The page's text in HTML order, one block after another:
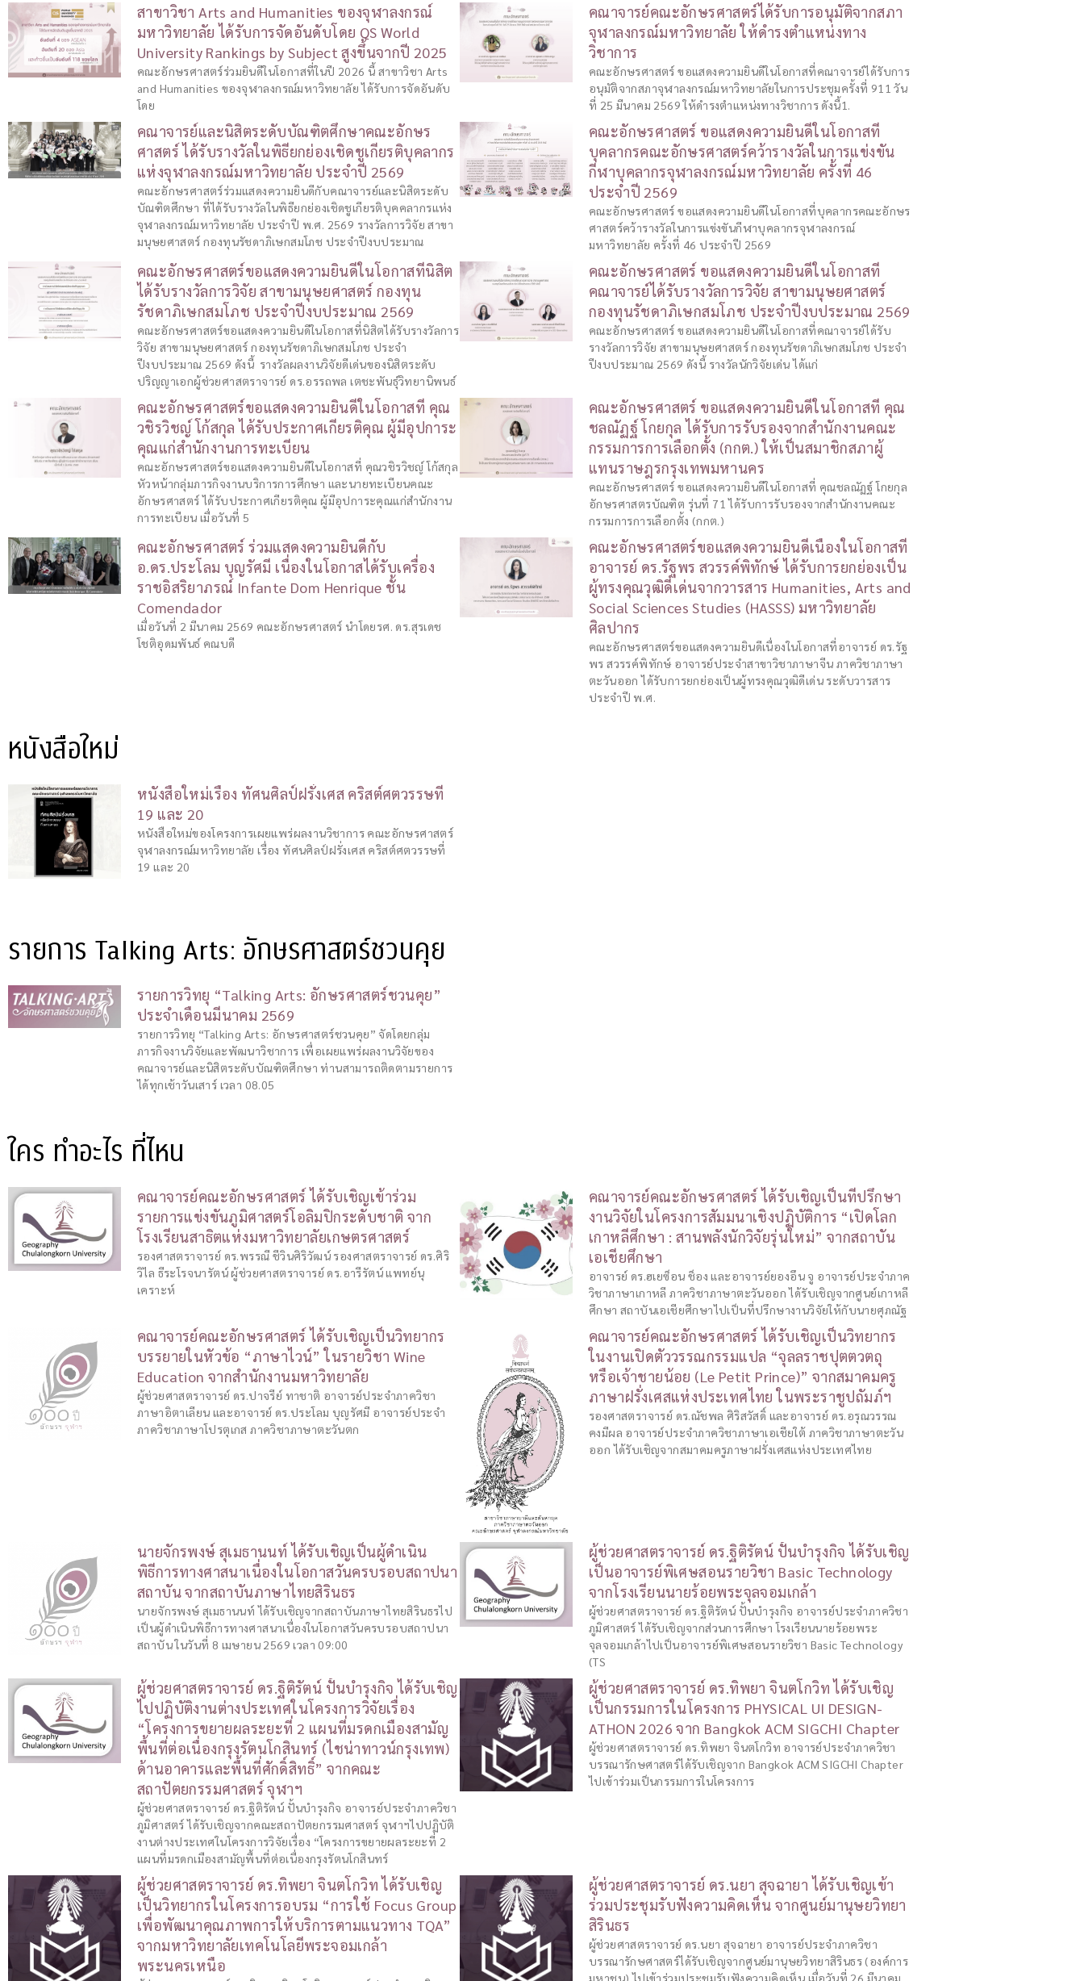
สาขาวิชา Arts and Humanities ของจุฬาลงกรณ์
มหาวิทยาลัย ได้รับการจัดอันดับโดย QS World
University Rankings by Subject สูงขึ้นจากปี 2025
คณะอักษรศาสตร์ร่วมยินดีในโอกาสที่ในปี 2026 นี้ สาขาวิชา Arts
and Humanities ของจุฬาลงกรณ์มหาวิทยาลัย ได้รับการจัดอันดับ
โดย
คณาจารย์คณะอักษรศาสตร์ได้รับการอนุมัติจากสภา
จุฬาลงกรณ์มหาวิทยาลัย ให้ดำรงตำแหน่งทาง
วิชาการ
คณะอักษรศาสตร์ ขอแสดงความยินดีในโอกาสที่คณาจารย์ได้รับการ
อนุมัติจากสภาจุฬาลงกรณ์มหาวิทยาลัยในการประชุมครั้งที่ 911 วัน
ที่ 25 มีนาคม 2569 ให้ดำรงตำแหน่งทางวิชาการ ดังนี้1.
คณาจารย์และนิสิตระดับบัณฑิตศึกษาคณะอักษร
ศาสตร์ ได้รับรางวัลในพิธียกย่องเชิดชูเกียรติบุคลากร
แห่งจุฬาลงกรณ์มหาวิทยาลัย ประจำปี 2569
คณะอักษรศาสตร์ร่วมแสดงความยินดีกับคณาจารย์และนิสิตระดับ
บัณฑิตศึกษา ที่ได้รับรางวัลในพิธียกย่องเชิดชูเกียรติบุคคลากรแห่ง
จุฬาลงกรณ์มหาวิทยาลัย ประจำปี พ.ศ. 2569 รางวัลการวิจัย สาขา
มนุษยศาสตร์ กองทุนรัชดาภิเษกสมโภช ประจำปีงบประมาณ
คณะอักษรศาสตร์ ขอแสดงความยินดีในโอกาสที่
บุคลากรคณะอักษรศาสตร์คว้ารางวัลในการแข่งขัน
กีฬาบุคลากรจุฬาลงกรณ์มหาวิทยาลัย ครั้งที่ 46
ประจำปี 2569
คณะอักษรศาสตร์ ขอแสดงความยินดีในโอกาสที่บุคลากรคณะอักษร
ศาสตร์คว้ารางวัลในการแข่งขันกีฬาบุคลากรจุฬาลงกรณ์
มหาวิทยาลัย ครั้งที่ 46 ประจำปี 2569
คณะอักษรศาสตร์ขอแสดงความยินดีในโอกาสที่นิสิต
ได้รับรางวัลการวิจัย สาขามนุษยศาสตร์ กองทุน
รัชดาภิเษกสมโภช ประจำปีงบประมาณ 2569
คณะอักษรศาสตร์ขอแสดงความยินดีในโอกาสที่นิสิตได้รับรางวัลการ
วิจัย สาขามนุษยศาสตร์ กองทุนรัชดาภิเษกสมโภช ประจำ
ปีงบประมาณ 2569 ดังนี้ รางวัลผลงานวิจัยดีเด่นของนิสิตระดับ
ปริญญาเอกผู้ช่วยศาสตราจารย์ ดร.อรรถพล เตชะพันธุ์วิทยานิพนธ์
คณะอักษรศาสตร์ ขอแสดงความยินดีในโอกาสที่
คณาจารย์ได้รับรางวัลการวิจัย สาขามนุษยศาสตร์
กองทุนรัชดาภิเษกสมโภช ประจำปีงบประมาณ 2569
คณะอักษรศาสตร์ ขอแสดงความยินดีในโอกาสที่คณาจารย์ได้รับ
รางวัลการวิจัย สาขามนุษยศาสตร์ กองทุนรัชดาภิเษกสมโภช ประจำ
ปีงบประมาณ 2569 ดังนี้ รางวัลนักวิจัยเด่น ได้แก่
คณะอักษรศาสตร์ขอแสดงความยินดีในโอกาสที่ คุณ
วชิรวิชญ์ โก้สกุล ได้รับประกาศเกียรติคุณ ผู้มีอุปการะ
คุณแก่สำนักงานการทะเบียน
คณะอักษรศาสตร์ขอแสดงความยินดีในโอกาสที่ คุณวชิรวิชญ์ โก้สกุล
หัวหน้ากลุ่มภารกิจงานบริการการศึกษา และนายทะเบียนคณะ
อักษรศาสตร์ ได้รับประกาศเกียรติคุณ ผู้มีอุปการะคุณแก่สำนักงาน
การทะเบียน เมื่อวันที่ 5
คณะอักษรศาสตร์ ขอแสดงความยินดีในโอกาสที่ คุณ
ชลณัฏฐ์ โกยกุล ได้รับการรับรองจากสำนักงานคณะ
กรรมการการเลือกตั้ง (กกต.) ให้เป็นสมาชิกสภาผู้
แทนราษฎรกรุงเทพมหานคร
คณะอักษรศาสตร์ ขอแสดงความยินดีในโอกาสที่ คุณชลณัฏฐ์ โกยกุล
อักษรศาสตรบัณฑิต รุ่นที่ 71 ได้รับการรับรองจากสำนักงานคณะ
กรรมการการเลือกตั้ง (กกต.)
คณะอักษรศาสตร์ ร่วมแสดงความยินดีกับ
อ.ดร.ประโลม บุญรัศมี เนื่องในโอกาสได้รับเครื่อง
ราชอิสริยาภรณ์ Infante Dom Henrique ชั้น
Comendador
เมื่อวันที่ 2 มีนาคม 2569 คณะอักษรศาสตร์ นำโดยรศ. ดร.สุรเดช
โชติอุดมพันธ์ คณบดี
คณะอักษรศาสตร์ขอแสดงความยินดีเนื่องในโอกาสที่
อาจารย์ ดร.รัฐพร สวรรค์พิทักษ์ ได้รับการยกย่องเป็น
ผู้ทรงคุณวุฒิดีเด่นจากวารสาร Humanities, Arts and
Social Sciences Studies (HASSS) มหาวิทยาลัย
ศิลปากร
คณะอักษรศาสตร์ขอแสดงความยินดีเนื่องในโอกาสที่อาจารย์ ดร.รัฐ
พร สวรรค์พิทักษ์ อาจารย์ประจำสาขาวิชาภาษาจีน ภาควิชาภาษา
ตะวันออก ได้รับการยกย่องเป็นผู้ทรงคุณวุฒิดีเด่น ระดับวารสาร
ประจำปี พ.ศ.
หนังสือใหม่
หนังสือใหม่เรื่อง ทัศนศิลป์ฝรั่งเศส คริสต์ศตวรรษที่
19 และ 20
หนังสือใหม่ของโครงการเผยแพร่ผลงานวิชาการ คณะอักษรศาสตร์
จุฬาลงกรณ์มหาวิทยาลัย เรื่อง ทัศนศิลป์ฝรั่งเศส คริสต์ศตวรรษที่
19 และ 20
รายการ Talking Arts: อักษรศาสตร์ชวนคุย
รายการวิทยุ “Talking Arts: อักษรศาสตร์ชวนคุย”
ประจำเดือนมีนาคม 2569
รายการวิทยุ “Talking Arts: อักษรศาสตร์ชวนคุย” จัดโดยกลุ่ม
ภารกิจงานวิจัยและพัฒนาวิชาการ เพื่อเผยแพร่ผลงานวิจัยของ
คณาจารย์และนิสิตระดับบัณฑิตศึกษา ท่านสามารถติดตามรายการ
ได้ทุกเช้าวันเสาร์ เวลา 08.05
ใคร ทำอะไร ที่ไหน
คณาจารย์คณะอักษรศาสตร์ ได้รับเชิญเข้าร่วม
รายการแข่งขันภูมิศาสตร์โอลิมปิกระดับชาติ จาก
โรงเรียนสาธิตแห่งมหาวิทยาลัยเกษตรศาสตร์
รองศาสตราจารย์ ดร.พรรณี ชีวินศิริวัฒน์ รองศาสตราจารย์ ดร.ศิริ
วิไล ธีระโรจนารัตน์ ผู้ช่วยศาสตราจารย์ ดร.อารีรัตน์ แพทย์นุ
เคราะห์
คณาจารย์คณะอักษรศาสตร์ ได้รับเชิญเป็นที่ปรึกษา
งานวิจัยในโครงการสัมมนาเชิงปฏิบัติการ “เปิดโลก
เกาหลีศึกษา : สานพลังนักวิจัยรุ่นใหม่” จากสถาบัน
เอเชียศึกษา
อาจารย์ ดร.ฮเยซ็อน ช็อง และอาจารย์ยองอึน จู อาจารย์ประจำภาค
วิชาภาษาเกาหลี ภาควิชาภาษาตะวันออก ได้รับเชิญจากศูนย์เกาหลี
ศึกษา สถาบันเอเชียศึกษาไปเป็นที่ปรึกษางานวิจัยให้กับนายศุภณัฐ
คณาจารย์คณะอักษรศาสตร์ ได้รับเชิญเป็นวิทยากร
บรรยายในหัวข้อ “ภาษาไวน์” ในรายวิชา Wine
Education จากสำนักงานมหาวิทยาลัย
ผู้ช่วยศาสตราจารย์ ดร.ปาจรีย์ ทาชาติ อาจารย์ประจำภาควิชา
ภาษาอิตาเลียน และอาจารย์ ดร.ประโลม บุญรัศมี อาจารย์ประจำ
ภาควิชาภาษาโปรตุเกส ภาควิชาภาษาตะวันตก
คณาจารย์คณะอักษรศาสตร์ ได้รับเชิญเป็นวิทยากร
ในงานเปิดตัววรรณกรรมแปล “จุลลราชปุตตวตถุ
หรือเจ้าชายน้อย (Le Petit Prince)” จากสมาคมครู
ภาษาฝรั่งเศสแห่งประเทศไทย ในพระราชูปถัมภ์ฯ
รองศาสตราจารย์ ดร.ณัชพล ศิริสวัสดิ์ และอาจารย์ ดร.อรุณวรรณ
คงมีผล อาจารย์ประจำภาควิชาภาษาเอเชียใต้ ภาควิชาภาษาตะวัน
ออก ได้รับเชิญจากสมาคมครูภาษาฝรั่งเศสแห่งประเทศไทย
นายจักรพงษ์ สุเมธานนท์ ได้รับเชิญเป็นผู้ดำเนิน
พิธีการทางศาสนาเนื่องในโอกาสวันครบรอบสถาปนา
สถาบัน จากสถาบันภาษาไทยสิรินธร
นายจักรพงษ์ สุเมธานนท์ ได้รับเชิญจากสถาบันภาษาไทยสิรินธรไป
เป็นผู้ดำเนินพิธีการทางศาสนาเนื่องในโอกาสวันครบรอบสถาปนา
สถาบัน ในวันที่ 8 เมษายน 2569 เวลา 09:00
ผู้ช่วยศาสตราจารย์ ดร.ฐิติรัตน์ ปั้นบำรุงกิจ ได้รับเชิญ
เป็นอาจารย์พิเศษสอนรายวิชา Basic Technology
จากโรงเรียนนายร้อยพระจุลจอมเกล้า
ผู้ช่วยศาสตราจารย์ ดร.ฐิติรัตน์ ปั้นบำรุงกิจ อาจารย์ประจำภาควิชา
ภูมิศาสตร์ ได้รับเชิญจากส่วนการศึกษา โรงเรียนนายร้อยพระ
จุลจอมเกล้าไปเป็นอาจารย์พิเศษสอนรายวิชา Basic Technology
(TS
ผู้ช่วยศาสตราจารย์ ดร.ฐิติรัตน์ ปั้นบำรุงกิจ ได้รับเชิญ
ไปปฏิบัติงานต่างประเทศในโครงการวิจัยเรื่อง
“โครงการขยายผลระยะที่ 2 แผนที่มรดกเมืองสามัญ
พื้นที่ต่อเนื่องกรุงรัตนโกสินทร์ (ไชน่าทาวน์กรุงเทพ)
ด้านอาคารและพื้นที่ศักดิ์สิทธิ์” จากคณะ
สถาปัตยกรรมศาสตร์ จุฬาฯ
ผู้ช่วยศาสตราจารย์ ดร.ฐิติรัตน์ ปั้นบำรุงกิจ อาจารย์ประจำภาควิชา
ภูมิศาสตร์ ได้รับเชิญจากคณะสถาปัตยกรรมศาสตร์ จุฬาฯไปปฏิบัติ
งานต่างประเทศในโครงการวิจัยเรื่อง “โครงการขยายผลระยะที่ 2
แผนที่มรดกเมืองสามัญพื้นที่ต่อเนื่องกรุงรัตนโกสินทร์
ผู้ช่วยศาสตราจารย์ ดร.ทิพยา จินตโกวิท ได้รับเชิญ
เป็นกรรมการในโครงการ PHYSICAL UI DESIGN-
ATHON 2026 จาก Bangkok ACM SIGCHI Chapter
ผู้ช่วยศาสตราจารย์ ดร.ทิพยา จินตโกวิท อาจารย์ประจำภาควิชา
บรรณารักษศาสตร์ได้รับเชิญจาก Bangkok ACM SIGCHI Chapter
ไปเข้าร่วมเป็นกรรมการในโครงการ
ผู้ช่วยศาสตราจารย์ ดร.ทิพยา จินตโกวิท ได้รับเชิญ
เป็นวิทยากรในโครงการอบรม “การใช้ Focus Group
เพื่อพัฒนาคุณภาพการให้บริการตามแนวทาง TQA”
จากมหาวิทยาลัยเทคโนโลยีพระจอมเกล้า
พระนครเหนือ
ผู้ช่วยศาสตราจารย์ ดร.นยา สุจฉายา ได้รับเชิญเข้า
ร่วมประชุมรับฟังความคิดเห็น จากศูนย์มานุษยวิทยา
สิรินธร
ผู้ช่วยศาสตราจารย์ ดร.นยา สุจฉายา อาจารย์ประจำภาควิชา
บรรณารักษศาสตร์ได้รับเชิญจากศูนย์มานุษยวิทยาสิรินธร (องค์การ
มหาชน) ไปเข้าร่วมประชุมรับฟังความคิดเห็น เมื่อวันที่ 26 มีนาคม